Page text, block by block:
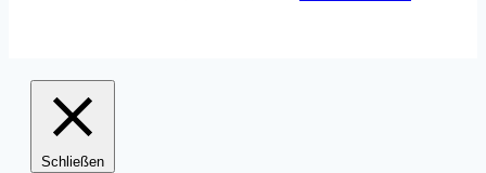
Schließen